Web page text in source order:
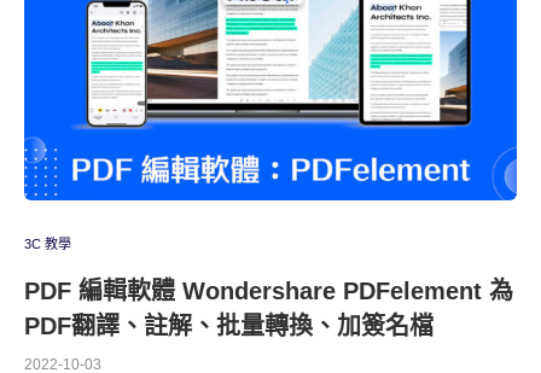
3C 教學
PDF 編輯軟體 Wondershare PDFelement 為
PDF翻譯、註解、批量轉換、加簽名檔
2022-10-03